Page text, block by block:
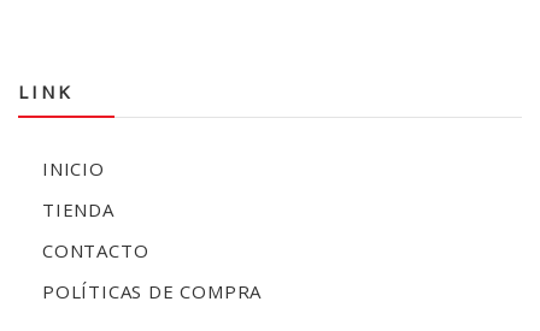
LINK
INICIO
TIENDA
CONTACTO
POLÍTICAS DE COMPRA